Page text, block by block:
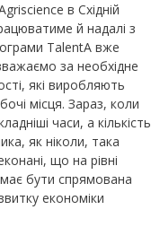
в Східній
й надалі з
TalentA вже
за необхідне
які виробляють
місця. Зараз, коли
часи, а кількість
як ніколи, така
що на рівні
бути спрямована
економіки